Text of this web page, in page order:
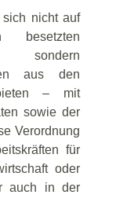
sich nicht auf
sondern
aus den
– mit
sowie der
Verordnung
für
oder
auch in der